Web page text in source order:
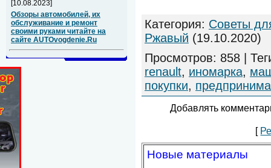
[10.08.2023]
Обзоры автомобилей, их
обслуживание и ремонт
своими руками читайте на
сайте AUTOvogdenie.Ru
Категория: Советы
Ржавый (19.10.2020)
Просмотров: 858 |
renault, иномарка,
покупки,
Добавлять
[
Новые материалы